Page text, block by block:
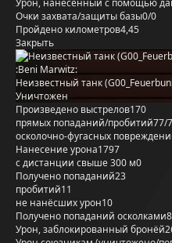
Урон, нанесённый с помощью
Очки захвата/защиты базы0/0
Пройдено километров4,45
Закрыть
:Beni Marwitz:
Неизвестный танк
Уничтожен
Произведено выстрелов170
прямых попаданий/пробитий77/7
осколочно-фугасных
Нанесение урона1797
с дистанции свыше 300 м0
Получено попаданий23
пробитий11
не нанёсших урон10
Получено попаданий осколками8
Урон, заблокированный бронёй